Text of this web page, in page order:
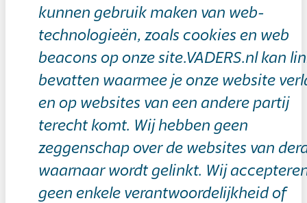
kunnen gebruik maken van web-
technologieën, zoals cookies en web
beacons op onze site.VADERS.nl kan
bevatten waarmee je onze website
en op websites van een andere partij
terecht komt. Wij hebben geen
zeggenschap over de websites van
waarnaar wordt gelinkt. Wij
geen enkele verantwoordelijkheid of